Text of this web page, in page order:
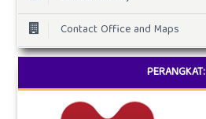
Contact Office and Maps
PERANGKAT: